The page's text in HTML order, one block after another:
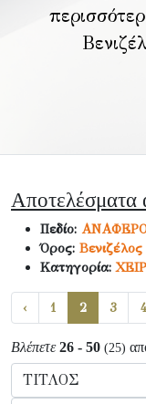
Αποτελέσματα
Πεδίο:
Όρος:
Κατηγορία:
‹ 1 2 3 4
Βλέπετε 26 - 50 (25)